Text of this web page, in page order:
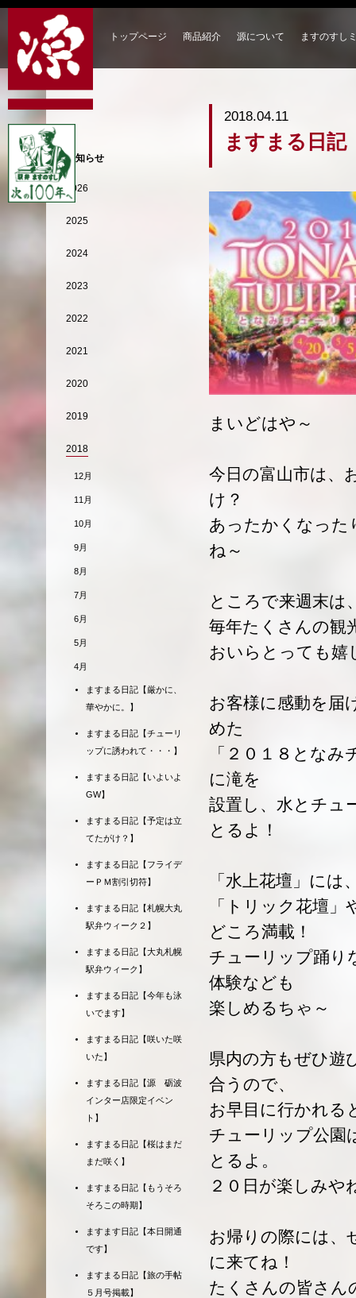
トップページ 商品紹介 源について ますのすし
2018.04.11
ますまる日
まいどはや～
今日の富山市は、
け？
あったかくなった
ね～
ところで来週末は
毎年たくさんの観
おいらとっても嬉
お客様に感動を届
めた
「２０１８とな
に滝を
設置し、水とチュ
とるよ！
「水上花壇」に
「トリック花壇
どころ満載！
チューリップ踊り
体験なども
楽しめるちゃ～
県内の方もぜひ遊
合うので、
お早目に行かれ
チューリップ公園
とるよ。
２０日が楽しみや
お帰りの際には、
に来てね！
たくさんの皆さん
お知らせ
2026
2025
2024
2023
2022
2021
2020
2019
2018
12月
11月
10月
9月
8月
7月
6月
5月
4月
ますまる日記【厳かに、
華やかに。】
ますまる日記【チューリ
ップに誘われて・・・】
ますまる日記【いよいよ
GW】
ますまる日記【予定は立
てたがけ？】
ますまる日記【フライデ
ーＰＭ割引切符】
ますまる日記【札幌大丸
駅弁ウィーク２】
ますまる日記【大丸札幌
駅弁ウィーク】
ますまる日記【今年も泳
いでます】
ますまる日記【咲いた咲
いた】
ますまる日記【源 砺波
インター店限定イベン
ト】
ますまる日記【桜はまだ
まだ咲く】
ますまる日記【もうそろ
そろこの時期】
ますます日記【本日開通
です】
ますまる日記【旅の手帖
５月号掲載】